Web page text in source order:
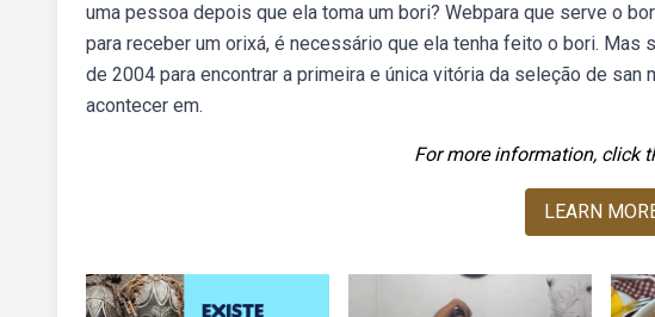
uma pessoa depois que ela toma um bori? Webpara que serve o
para receber um orixá, é necessário que ela tenha feito o bori. Mas
de 2004 para encontrar a primeira e única vitória da seleção de san
acontecer em.
For more information, click
LEARN